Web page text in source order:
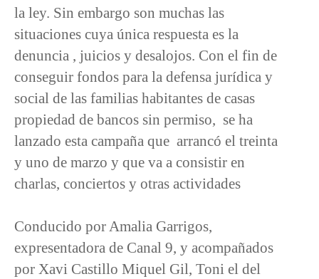
la ley. Sin embargo son muchas las
situaciones cuya única respuesta es la
denuncia , juicios y desalojos. Con el fin de
conseguir fondos para la defensa jurídica y
social de las familias habitantes de casas
propiedad de bancos sin permiso, se ha
lanzado esta campaña que arrancó el treinta
y uno de marzo y que va a consistir en
charlas, conciertos y otras actividades
Conducido por Amalia Garrigos,
expresentadora de Canal 9, y acompañados
por Xavi Castillo Miquel Gil, Toni el del